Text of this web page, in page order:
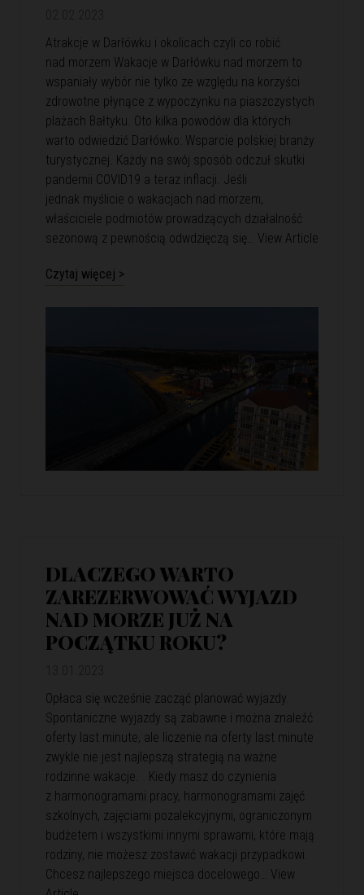
Atrakcje w Darłówku i okolicach czyli co robić
nad morzem Wakacje w Darłówku nad morzem to
wspaniały wybór nie tylko ze względu na korzyści
zdrowotne płynące z wypoczynku na piaszczystych
plażach Bałtyku. Oto kilka powodów dla których
warto odwiedzić Darłówko: Wsparcie polskiej branży
turystycznej. Każdy na swój sposób odczuł skutki
pandemii COVID19 a teraz inflacji. Jeśli
jednak myślicie o wakacjach nad morzem,
właściciele podmiotów prowadzących działalność
sezonową z pewnością odwdzięczą się… View Article
Czytaj więcej >
DLACZEGO WARTO
ZAREZERWOWAĆ WYJAZD
NAD MORZE JUŻ NA
POCZĄTKU ROKU?
Opłaca się wcześnie zacząć planować wyjazdy.
Spontaniczne wyjazdy są zabawne i można znaleźć
oferty last minute, ale liczenie na oferty last minute
zwykle nie jest najlepszą strategią na ważne
rodzinne wakacje. Kiedy masz do czynienia
z harmonogramami pracy, harmonogramami zajęć
szkolnych, zajęciami pozalekcyjnymi, ograniczonym
budżetem i wszystkimi innymi sprawami, które mają
rodziny, nie możesz zostawić wakacji przypadkowi.
Chcesz najlepszego miejsca docelowego… View